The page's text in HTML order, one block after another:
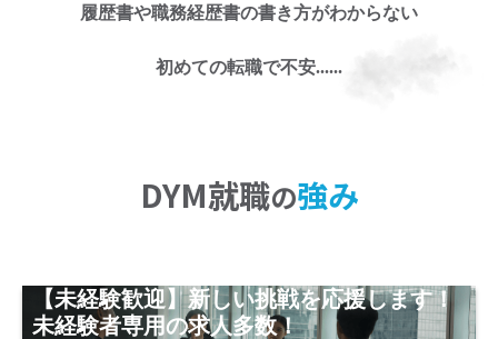
履歴書や職務経歴書の書き方がわからない
初めての転職で不安......
お任せくださ
DYM就職の強み
【未経験歓迎】新しい挑戦を応援します！
未経験者専用の求人多数！